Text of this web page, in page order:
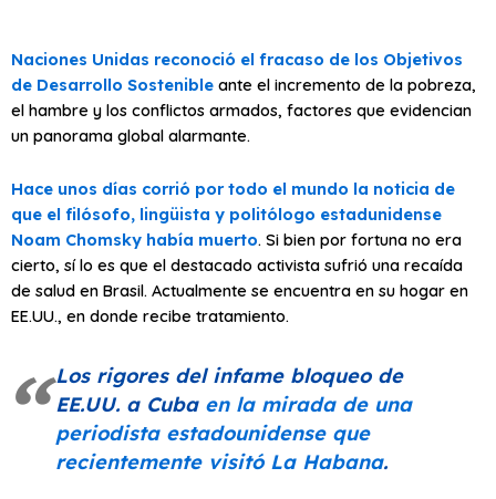
Naciones Unidas reconoció el fracaso de los Objetivos
de Desarrollo Sostenible ante el incremento de la pobreza,
el hambre y los conflictos armados, factores que evidencian
un panorama global alarmante.
Hace unos días corrió por todo el mundo la noticia de
que el filósofo, lingüista y politólogo estadunidense
Noam Chomsky había muerto. Si bien por fortuna no era
cierto, sí lo es que el destacado activista sufrió una recaída
de salud en Brasil. Actualmente se encuentra en su hogar en
EE.UU., en donde recibe tratamiento.
Los rigores del infame bloqueo de
EE.UU. a Cuba en la mirada de una
periodista estadounidense que
recientemente visitó La Habana.